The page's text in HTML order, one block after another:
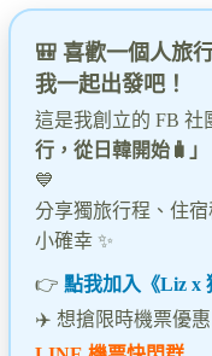
🎒 喜歡一個人旅
我一起出發吧！
這是我創立的 FB 社
行，從日韓開始🧳」
💙
分享獨旅行程、住
小確幸 ✨
👉 點我加入《Liz x
✈️ 想搶限時機票優